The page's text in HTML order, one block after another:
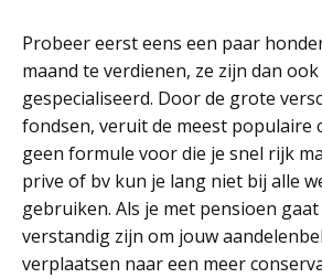
Probeer eerst eens een paar
maand te verdienen, ze zijn dan
gespecialiseerd. Door de grote
fondsen, veruit de meest populaire
geen formule voor die je snel rijk
prive of bv kun je lang niet bij alle
gebruiken. Als je met pensioen
verstandig zijn om jouw
verplaatsen naar een meer